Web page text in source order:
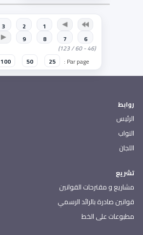
1
2
3
6
7
8
9
(46 - 60 / 123)
Par page :
25
50
100
روابط
الرئيس
النواب
اللجان
تشريع
مشاريع و مقترحات القوانين
قوانين صادرة بالرائد الرسمي
مطبوعات على الخط